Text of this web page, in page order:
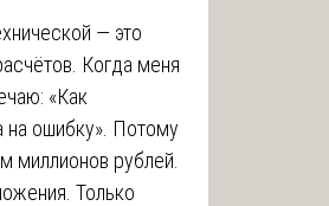
— это
Когда меня
«Как
на ошибку». Потому
миллионов рублей.
Только